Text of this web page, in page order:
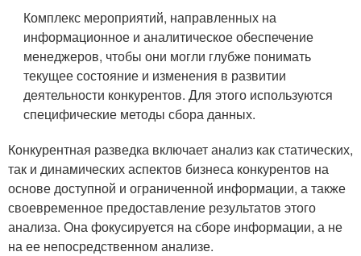
Комплекс мероприятий, направленных на
информационное и аналитическое обеспечение
менеджеров, чтобы они могли глубже понимать
текущее состояние и изменения в развитии
деятельности конкурентов. Для этого используются
специфические методы сбора данных.
Конкурентная разведка включает анализ как статических,
так и динамических аспектов бизнеса конкурентов на
основе доступной и ограниченной информации, а также
своевременное предоставление результатов этого
анализа. Она фокусируется на сборе информации, а не
на ее непосредственном анализе.